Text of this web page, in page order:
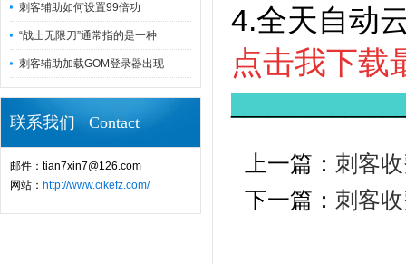
刺客辅助如何设置99倍功
“战士无限刀”通常指的是一种
刺客辅助加载GOM登录器出现
联系我们 Contact
邮件：tian7xin7@126.com
网站： http://www.cikefz.com/
4.全天自动
点击我下载
上一篇： 刺客
下一篇： 刺客